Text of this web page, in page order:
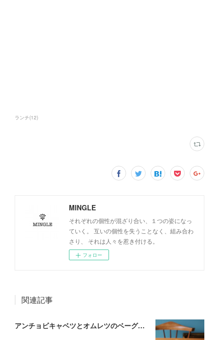
ランチ(12)
MINGLE
それぞれの個性が混ざり合い、１つの姿になっ
ていく。 互いの個性を失うことなく、組み合わ
さり、 それは人々を惹き付ける。
フォロー
関連記事
アンチョビキャベツとオムレツのベーグルサンド